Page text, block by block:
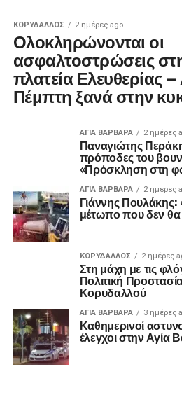
ΚΟΡΥΔΑΛΛΟΣ 2 ημέρες ago
Ολοκληρώνονται οι
ασφαλτοστρώσεις
πλατεία Ελευθερίας
Πέμπτη ξανά στην
ΑΓΙΑ ΒΑΡΒΑΡΑ 2 ημέρες
Παναγιώτης
πρόποδες του
«Πρόσκληση στη
ΑΓΙΑ ΒΑΡΒΑΡΑ 2 ημέρες
Γιάννης
μέτωπο που δεν θα
ΚΟΡΥΔΑΛΛΟΣ 2 ημέρες
Στη μάχη με τις
Πολιτική
Κορυδαλλού
ΑΓΙΑ ΒΑΡΒΑΡΑ 3 ημέρες
Καθημερινοί
έλεγχοι στην Αγία